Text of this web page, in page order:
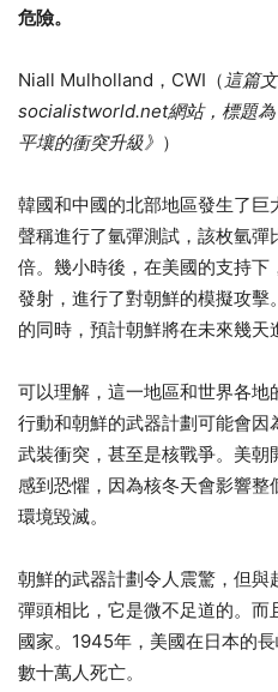
危險。
Niall Mulholland，CWI（這篇
socialistworld.net網站，標題為
平壤的衝突升級》 ）
韓國和中國的北部地區發生了
聲稱進行了氫彈測試，該枚氫
倍。幾小時後，在美國的支持
發射，進行了對朝鮮的模擬攻擊
的同時，預計朝鮮將在未來幾天
可以理解，這一地區和世界各
行動和朝鮮的武器計劃可能會
武裝衝突，甚至是核戰爭。美朝
感到恐懼，因為核冬天會影響
環境毀滅。
朝鮮的武器計劃令人震驚，但
彈頭相比，它是微不足道的。
國家。1945年，美國在日本的
數十萬人死亡。